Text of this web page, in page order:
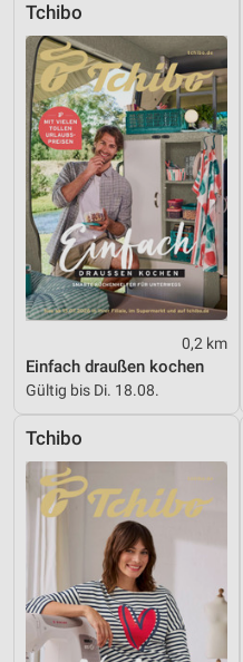
Tchibo
0,2 km
Einfach draußen kochen
Gültig bis Di. 18.08.
Tchibo
Geräte anhand von aktiv
Informationen identifizieren
Nicht-IAB-Verarbeitungszwecke:
Notwendig
Performance
Funktional
Werbung